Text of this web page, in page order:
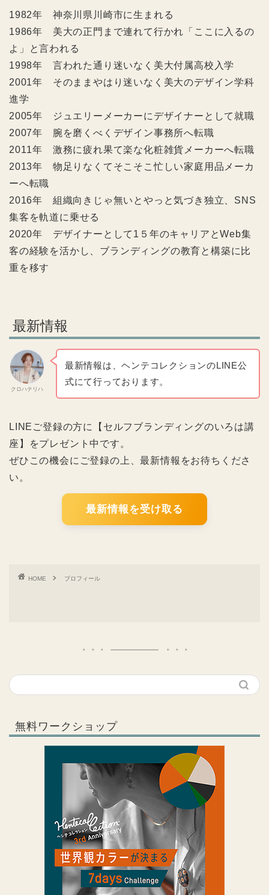
1982年 神奈川県川崎市に生まれる
1986年 美大の正門まで連れて行かれ「ここに入るの
よ」と言われる
1998年 言われた通り迷いなく美大付属高校入学
2001年 そのままやはり迷いなく美大のデザイン学科
進学
2005年 ジュエリーメーカーにデザイナーとして就職
2007年 腕を磨くべくデザイン事務所へ転職
2011年 激務に疲れ果て楽な化粧雑貨メーカーへ転職
2013年 物足りなくてそこそこ忙しい家庭用品メーカ
ーへ転職
2016年 組織向きじゃ無いとやっと気づき独立、SNS
集客を軌道に乗せる
2020年 デザイナーとして1５年のキャリアとWeb集
客の経験を活かし、ブランディングの教育と構築に比
重を移す
最新情報
クロハテリハ
最新情報は、ヘンテコレクションのLINE公
式にて行っております。
LINEご登録の方に【セルフブランディングのいろは講
座】をプレゼント中です。
ぜひこの機会にご登録の上、最新情報をお待ちくださ
い。
最新情報を受け取る
HOME プロフィール
無料ワークショップ